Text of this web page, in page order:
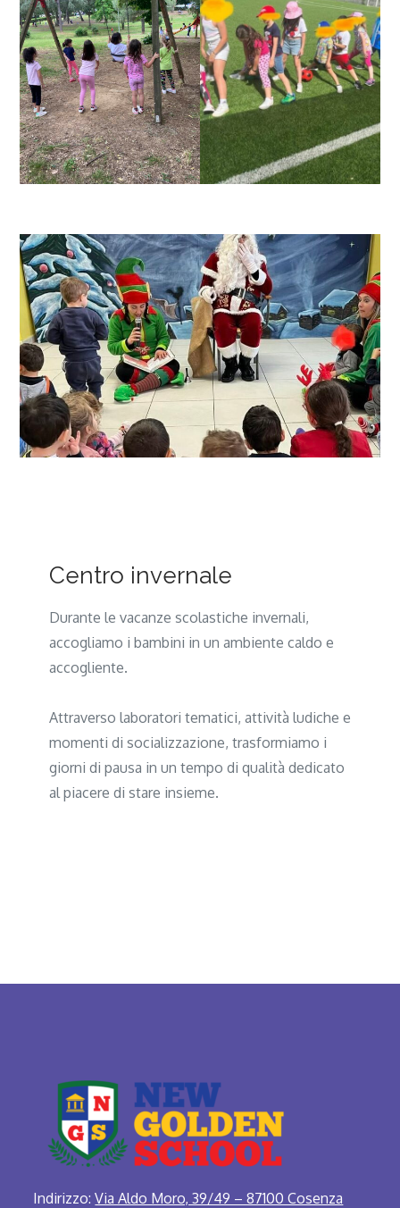
Centro invernale
Durante le vacanze scolastiche invernali,
accogliamo i bambini in un ambiente caldo e
accogliente.
Attraverso laboratori tematici, attività ludiche e
momenti di socializzazione, trasformiamo i
giorni di pausa in un tempo di qualità dedicato
al piacere di stare insieme.
Indirizzo:Via Aldo Moro, 39/49 – 87100 Cosenza